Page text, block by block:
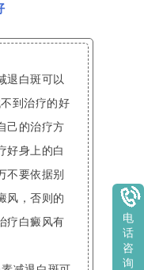
退白斑可以
到治疗的好
己的治疗方
好身上的白
不要依据别
风，否则的
疗白癜风有
电
话
咨
询